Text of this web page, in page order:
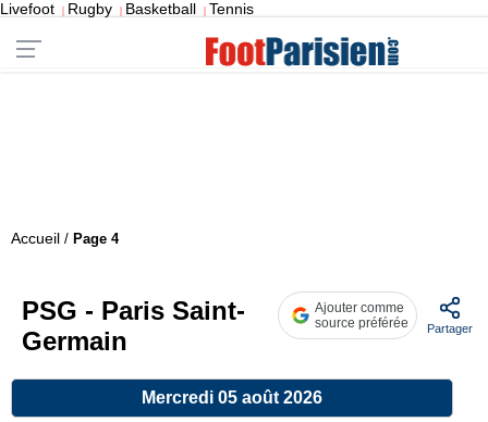
Livefoot | Rugby | Basketball | Tennis
Accueil / Page 4
PSG - Paris Saint-
Germain
Ajouter comme
source préférée
Partager
Mercredi 05 août 2026